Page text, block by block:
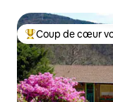
Coups de cœur
Coup de cœur